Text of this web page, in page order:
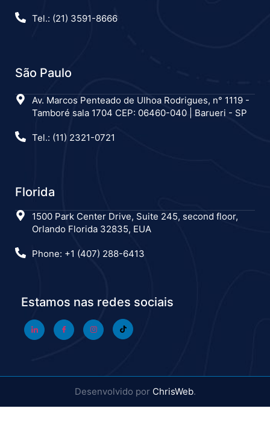
Tel.: (21) 3591-8666
São Paulo
Av. Marcos Penteado de Ulhoa Rodrigues, n° 1119 -
Tamboré sala 1704 CEP: 06460-040 | Barueri - SP
Tel.: (11) 2321-0721
Florida
1500 Park Center Drive, Suite 245, second floor,
Orlando Florida 32835, EUA
Phone: +1 (407) 288-6413
Estamos nas redes sociais
Desenvolvido por ChrisWeb.